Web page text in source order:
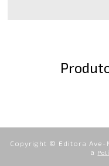
Copyright © Editora
a